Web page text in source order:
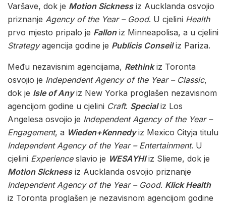
Varšave, dok je Motion Sicknessiz Aucklanda osvojio
priznanje Agency of the Year – Good. U cjelini Health
prvo mjesto pripalo je Falloniz Minneapolisa, a u cjelini
Strategyagencija godine je Publicis Conseiliz Pariza.
Među nezavisnim agencijama, Rethinkiz Toronta
osvojio je Independent Agency of the Year – Classic,
dok je Isle of Anyiz New Yorka proglašen nezavisnom
agencijom godine u cjelini Craft. Specializ Los
Angelesa osvojio je Independent Agency of the Year –
Engagement, a Wieden+Kennedyiz Mexico Cityja titulu
Independent Agency of the Year – Entertainment. U
cjelini Experienceslavio je WESAYHIiz Slieme, dok je
Motion Sicknessiz Aucklanda osvojio priznanje
Independent Agency of the Year – Good. Klick Health
iz Toronta proglašen je nezavisnom agencijom godine